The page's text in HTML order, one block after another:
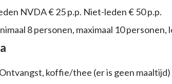
NVDA € 25 p.p. Niet-leden € 50 p.p.
8 personen, maximaal 10
koffie/thee (er is geen maaltijd)